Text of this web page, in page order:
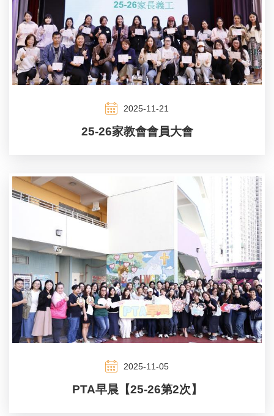
2025-11-21
25-26家教會會員大會
2025-11-05
PTA早晨【25-26第2次】